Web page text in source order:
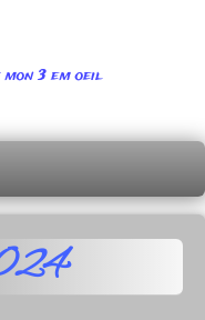
3 em oeil